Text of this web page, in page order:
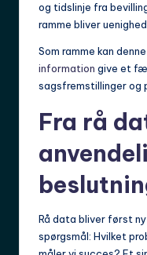
og tidslinje fra
ramme bliver
Som ramme kan
information give et
sagsfremstillinger og
Fra rå
Rå data bliver først
spørgsmål: Hvilket